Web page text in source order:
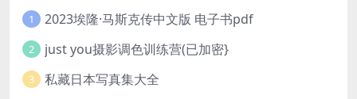
1 2023埃隆·马斯克传中文版 电子书pdf
2 just you摄影调色训练营(已加密}
3 私藏日本写真集大全